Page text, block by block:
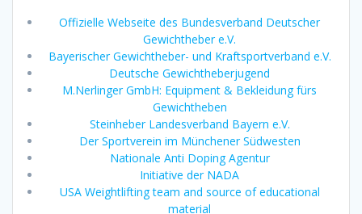
Offizielle Webseite des Bundesverband Deutscher
Gewichtheber e.V.
Bayerischer Gewichtheber- und Kraftsportverband e.V.
Deutsche Gewichtheberjugend
M.Nerlinger GmbH: Equipment & Bekleidung fürs
Gewichtheben
Steinheber Landesverband Bayern e.V.
Der Sportverein im Münchener Südwesten
Nationale Anti Doping Agentur
Initiative der NADA
USA Weightlifting team and source of educational
material